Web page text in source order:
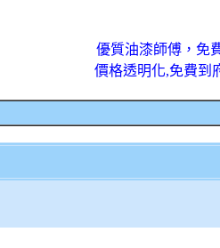
優質油漆師傅，免
價格透明化,免費到